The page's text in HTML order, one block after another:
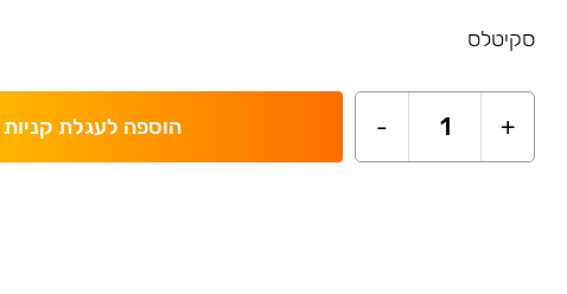
סקיטלס
+
1
- הוספה לעגלת קניות